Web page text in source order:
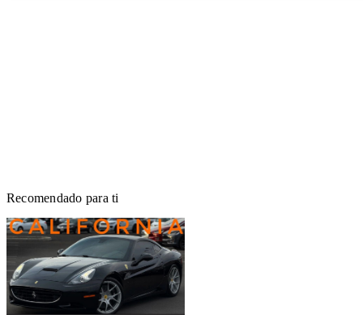
Recomendado para ti